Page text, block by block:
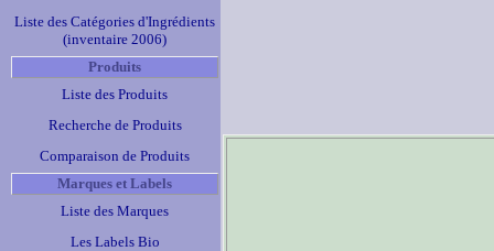
Liste des Catégories d'Ingrédients
(inventaire 2006)
Produits
Liste des Produits
Recherche de Produits
Comparaison de Produits
Marques et Labels
Liste des Marques
Les Labels Bio